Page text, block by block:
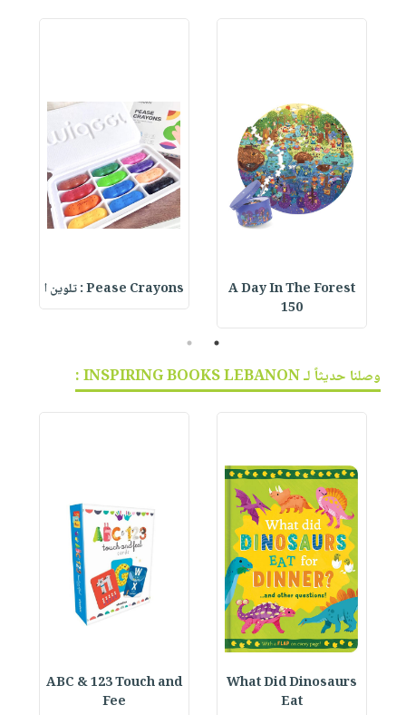
A Day In The Forest
150
Pease Crayons : تلوين ا
1
2
وصلنا حديثاً لـ INSPIRING BOOKS LEBANON :
What Did Dinosaurs
Eat
ABC & 123 Touch and
Fee